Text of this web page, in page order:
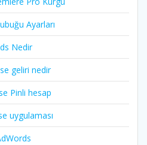
Ayarları
Nedir
geliri nedir
Pinli hesap
uygulaması